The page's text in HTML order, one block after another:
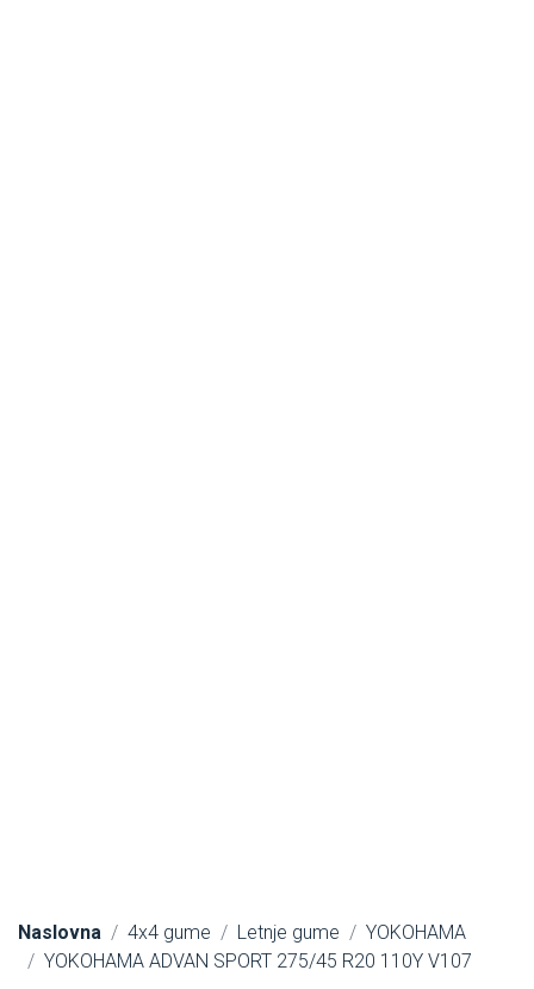
Naslovna 4x4 gume Letnje gume
YOKOHAMA
YOKOHAMA ADVAN SPORT 275/45 R20 110Y V107